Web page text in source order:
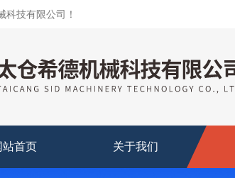
科技有限公司！
站首页 关于我们